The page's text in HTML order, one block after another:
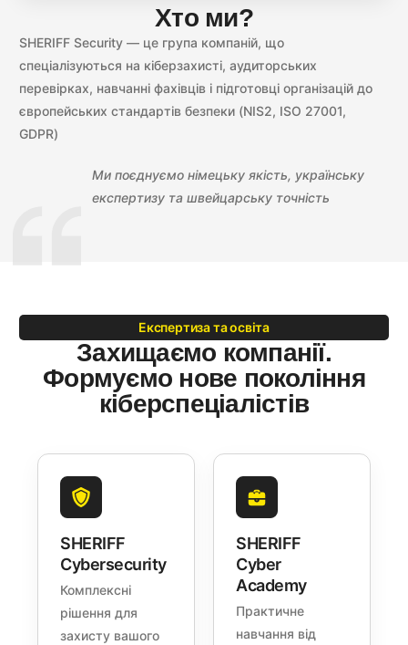
Хто ми?
SHERIFF Security — це група компаній, що
спеціалізуються на кіберзахисті, аудиторських
перевірках, навчанні фахівців і підготовці організацій до
європейських стандартів безпеки (NIS2, ISO 27001,
GDPR)
Ми поєднуємо німецьку якість, українську
експертизу та швейцарську точність
Експертиза та освіта
Захищаємо компанії.
Формуємо нове покоління
кіберспеціалістів
SHERIFF
Cybersecurity
Комплексні
рішення для
захисту вашого
SHERIFF
Cyber
Academy
Практичне
навчання від